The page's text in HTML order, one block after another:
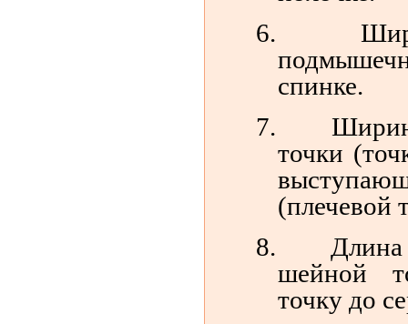
6.
спинке.
7.
точки
(плечевой
8.
шейной
точку до